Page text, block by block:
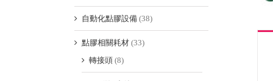
自動化點膠設備 (38)
點膠相關耗材 (33)
轉接頭 (8)